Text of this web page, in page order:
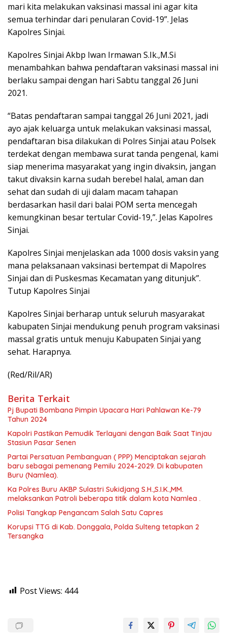
mari kita melakukan vaksinasi massal ini agar kita
semua terhindar dari penularan Covid-19”. Jelas
Kapolres Sinjai.
Kapolres Sinjai Akbp Iwan Irmawan S.Ik.,M.Si
menambahkan bahwa pendaftaran vaksinasi massal ini
berlaku sampai dengan hari Sabtu tanggal 26 Juni
2021.
“Batas pendaftaran sampai tanggal 26 Juni 2021, jadi
ayo ajak keluarga untuk melakukan vaksinasi massal,
pendaftaran bisa dilakukan di Polres Sinjai atau Polsek
terdekat dengan membawa surat tanda pengenal, kami
siap menerima masyarakat yang ingin divaksin, jangan
takut divaksin karna sudah berebel halal, aman dan
sehat dan sudah di uji dalam macam tahapan
berdasarkan hasil dari balai POM serta mencegah
kemungkinan besar tertular Covid-19,”. Jelas Kapolres
Sinjai.
Kapolres Sinjai menjelaskan ada 1000 dosis vaksin yang
mana pelaksanaan vaksinasi bertempat di Mapolres
Sinjai dan di Puskesmas Kecamatan yang ditunjuk”.
Tutup Kapolres Sinjai
Kapolres Sinjai berharap untuk seluruh masyarakat
kabupaten Sinjai mendukung penuh program vaksinasi
massal gratis untuk menuju Kabupaten Sinjai yang
sehat. Harapnya.
(Red/Ril/AR)
Berita Terkait
Pj Bupati Bombana Pimpin Upacara Hari Pahlawan Ke-79
Tahun 2024
Kapolri Pastikan Pemudik Terlayani dengan Baik Saat Tinjau
Stasiun Pasar Senen
Partai Persatuan Pembanguan ( PPP) Menciptakan sejarah
baru sebagai pemenang Pemilu 2024-2029. Di kabupaten
Buru (Namlea).
Ka Polres Buru AKBP Sulastri Sukidjang S.H.,S.I.K.,MM.
melaksankan Patroli beberapa titik dalam kota Namlea .
Polisi Tangkap Pengancam Salah Satu Capres
Korupsi TTG di Kab. Donggala, Polda Sulteng tetapkan 2
Tersangka
Post Views: 444